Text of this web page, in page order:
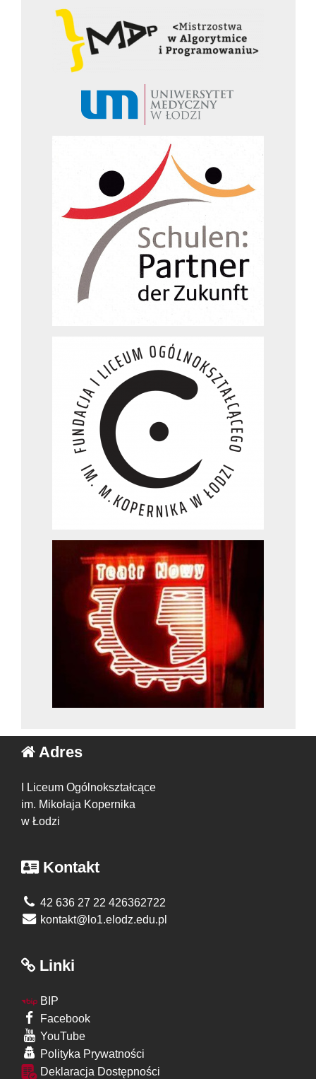
Adres
I Liceum Ogólnokształcące
im. Mikołaja Kopernika
w Łodzi
Kontakt
42 636 27 22 426362722
kontakt@lo1.elodz.edu.pl
Linki
BIP
Facebook
YouTube
Polityka Prywatności
Deklaracja Dostępności